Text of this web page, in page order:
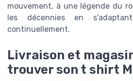
mouvement, à une légende du
les décennies en
continuellement.
Livraison et
trouver son t shirt